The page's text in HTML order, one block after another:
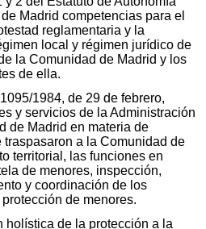
Madrid competencias para el
reglamentaria y la
local y régimen jurídico de
la Comunidad de Madrid y los
de ella.
1984, de 29 de febrero,
y servicios de la Administración
de Madrid en materia de
traspasaron a la Comunidad de
territorial, las funciones en
de menores, inspección,
y coordinación de los
de menores.
holística de la protección a la